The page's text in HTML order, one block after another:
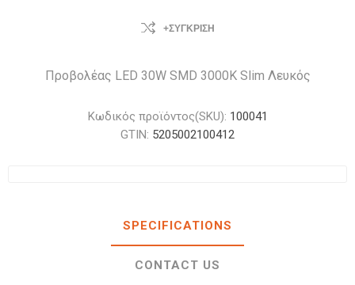
+ΣΎΓΚΡΙΣΗ
Προβολέας LED 30W SMD 3000K Slim Λευκός
Κωδικός προϊόντος(SKU): 100041
GTIN: 5205002100412
SPECIFICATIONS
CONTACT US